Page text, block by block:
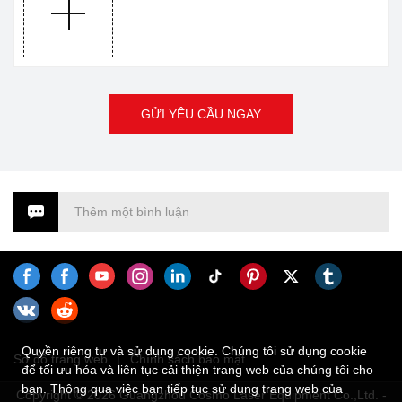
GỬI YÊU CẦU NGAY
Thêm một bình luận
Sơ đồ trang web Chính sách bảo mật
Copyright © 2026 Guangzhou Cosmo Laser Equipment Co.,Ltd. -
Quyền riêng tư và sử dụng cookie. Chúng tôi sử dụng cookie
để tối ưu hóa và liên tục cải thiện trang web của chúng tôi cho
bạn. Thông qua việc bạn tiếp tục sử dụng trang web của